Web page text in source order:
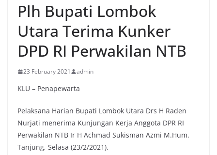
Plh Bupati Lombok
Utara Terima Kunker
DPD RI Perwakilan NTB
23 February 2021 admin
KLU – Penapewarta
Pelaksana Harian Bupati Lombok Utara Drs H Raden
Nurjati menerima Kunjungan Kerja Anggota DPR RI
Perwakilan NTB Ir H Achmad Sukisman Azmi M.Hum.
Tanjung, Selasa (23/2/2021).